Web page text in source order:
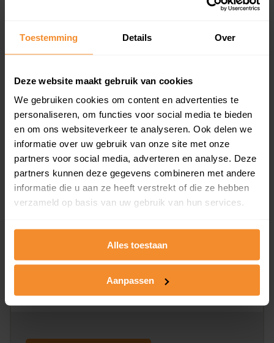
Toestemming Details Over
Deze website maakt gebruik van cookies
We gebruiken cookies om content en advertenties te
personaliseren, om functies voor social media te bieden
en om ons websiteverkeer te analyseren. Ook delen we
informatie over uw gebruik van onze site met onze
partners voor social media, adverteren en analyse. Deze
partners kunnen deze gegevens combineren met andere
informatie die u aan ze heeft verstrekt of die ze hebben
verzameld op basis van uw gebruik van hun services.
Alles toestaan
Aanpassen
Een overzicht van alle verkochte woningen (koopsom
en koopdatum) binnen een postcodegebied. Dit
koopsommen.
Bekijk product
Direct leverbaar
Alleen globale ligging perceel
Een uitgebreid overzicht van het perceel en
omliggende percelen met de kadastrale erfgrenzen,